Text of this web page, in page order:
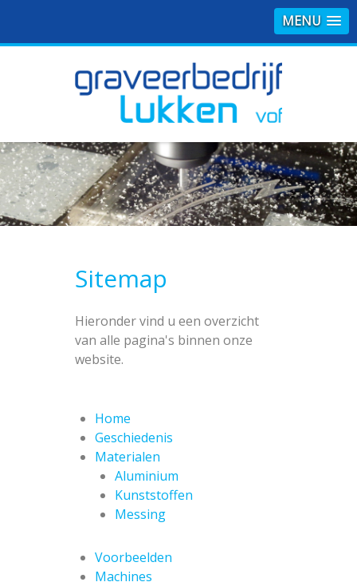
MENU
Sitemap
Hieronder vind u een overzicht
van alle pagina's binnen onze
website.
Home
Geschiedenis
Materialen
Aluminium
Kunststoffen
Messing
Voorbeelden
Machines